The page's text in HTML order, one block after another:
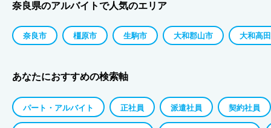
奈良県のアルバイトで人気のエリア
奈良市 橿原市 生駒市 大和郡山市 大和高
あなたにおすすめの検索軸
パート・アルバイト 正社員 派遣社員 契約社員